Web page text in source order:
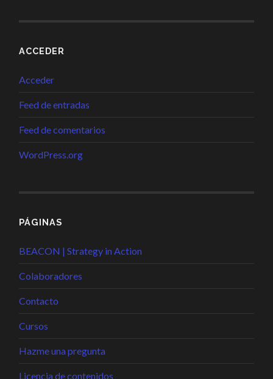
ACCEDER
Acceder
Feed de entradas
Feed de comentarios
WordPress.org
PÁGINAS
BEACON | Strategy in Action
Colaboradores
Contacto
Cursos
Hazme una pregunta
Licencia de contenidos